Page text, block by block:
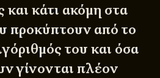
κάτι ακόμη στα
προκύπτουν από το
του και όσα
γίνονται πλέον